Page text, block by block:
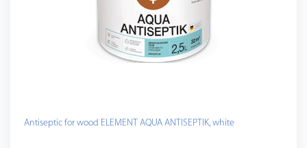
Antiseptic for wood ELEMENT AQUA ANTISEPTIK, white